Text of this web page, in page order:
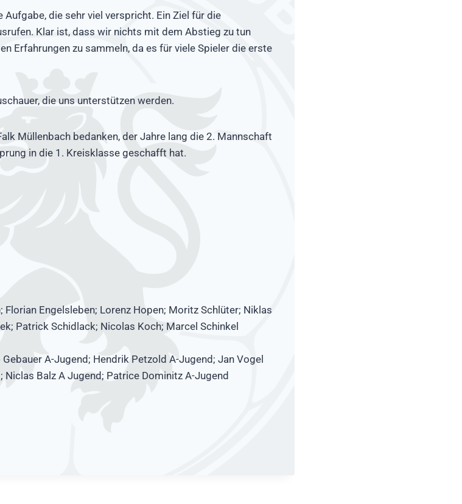
die sehr viel verspricht. Ein Ziel für die
Klar ist, dass wir nichts mit dem Abstieg zu tun
Erfahrungen zu sammeln, da es für viele Spieler die erste
die uns unterstützen werden.
Müllenbach bedanken, der Jahre lang die 2. Mannschaft
in die 1. Kreisklasse geschafft hat.
Engelsleben; Lorenz Hopen; Moritz Schlüter; Niklas
Patrick Schidlack; Nicolas Koch; Marcel Schinkel
A-Jugend; Hendrik Petzold A-Jugend; Jan Vogel
Balz A Jugend; Patrice Dominitz A-Jugend